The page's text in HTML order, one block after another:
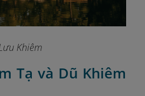
Khiêm
Tạ và Dũ Khiêm